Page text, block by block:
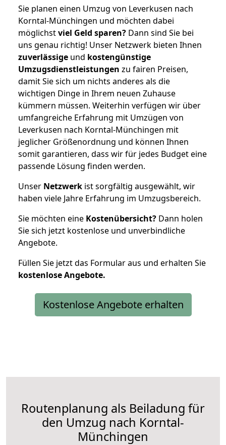
Sie planen einen Umzug von Leverkusen nach
Korntal-Münchingen und möchten dabei
möglichstviel Geld sparen? Dann sind Sie bei
uns genau richtig! Unser Netzwerk bieten Ihnen
zuverlässige und kostengünstige
Umzugsdienstleistungen zu fairen Preisen,
damit Sie sich um nichts anderes als die
wichtigen Dinge in Ihrem neuen Zuhause
kümmern müssen. Weiterhin verfügen wir über
umfangreiche Erfahrung mit Umzügen von
Leverkusen nach Korntal-Münchingen mit
jeglicher Größenordnung und können Ihnen
somit garantieren, dass wir für jedes Budget eine
passende Lösung finden werden.
Unser Netzwerk ist sorgfältig ausgewählt, wir
haben viele Jahre Erfahrung im Umzugsbereich.
Sie möchten eine Kostenübersicht? Dann holen
Sie sich jetzt kostenlose und unverbindliche
Angebote.
Füllen Sie jetzt das Formular aus und erhalten Sie
kostenloseAngebote.
Kostenlose Angebote erhalten
Routenplanung als Beiladung für
den Umzug nach Korntal-
Münchingen